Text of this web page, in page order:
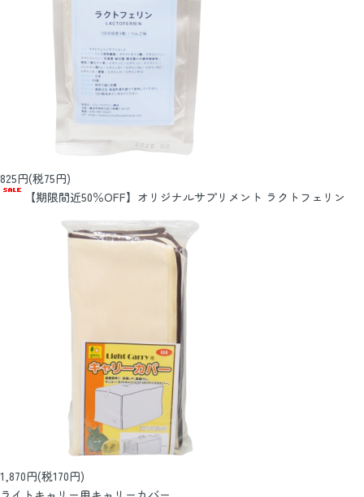
825円(税75円)
【期限間近50％OFF】オリジナルサプリメント ラクトフェリン
1,870円(税170円)